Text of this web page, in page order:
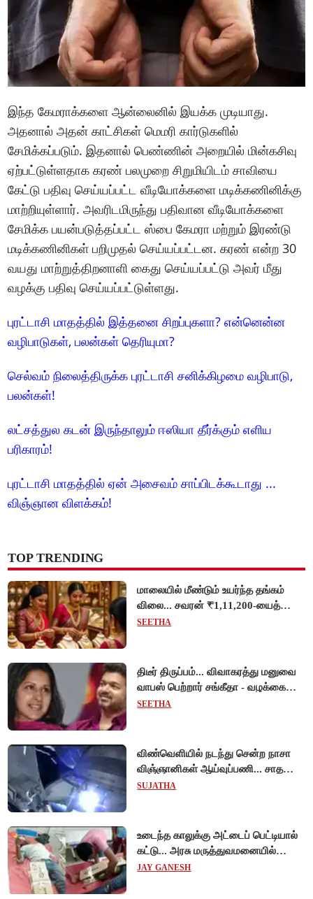
இந்த கேமராக்களை ஆன்லைனில் இயக்க முடியாது.
அதனால் அதன் காட்சிகள் மெமரி கார்டுகளில்
சேமிக்கப்படும். இதனால் பெண்ணின் அறையில் மின்கசிவு
ஏற்பட்டுள்ளதாக கரண் பலமுறை சிறுமியிடம் சாவியை
கேட்டு பதிவு செய்யப்பட்ட வீடியோக்களை மடிக்கணினிக்கு
மாற்றியுள்ளார். அவரிடமிருந்து பதிவான வீடியோக்களை
சேமிக்க பயன்படுத்தப்பட்ட ஸ்பை கேமரா மற்றும் இரண்டு
மடிக்கணினிகள் பறிமுதல் செய்யப்பட்டன. கரண் என்ற 30
வயது மாற்றுத்திறனாளி கைது செய்யப்பட்டு அவர் மீது
வழக்கு பதிவு செய்யப்பட்டுள்ளது.
புரட்டாசி மாதத்தில் இத்தனை சிறப்புகளா? என்னென்ன
வழிபாடுகள், பலன்கள் தெரியுமா?
செல்வம் நிலைத்திருக்க புரட்டாசி சனிக்கிழமை வழிபாடு,
பலன்கள்!
லட்சத்துல கடன் இருந்தாலும் ஈஸியா தீர்க்கும் எளிய
பரிகாரம்!
புரட்டாசி மாதத்தில் ஏன் அசைவம் சாப்பிடக்கூடாது ...
விஞ்ஞான விளக்கம்!
TOP TRENDING
மாலையில் மீண்டும் உயர்ந்த தங்கம்
விலை... சவரன் ₹1,11,200-யைத்
தொட்டது!
SEETHA
திடீர் திருப்பம்... விவாகரத்து மனுவை
வாபஸ் பெற்றார் சங்கீதா - வழக்கை
முடித்து வைத்தது செங்கல்பட்டு
SEETHA
விண்வெளியில் நடந்து சென்ற நாசா
விஞ்ஞானிகள் ஆய்வுப்பணி... சாதனை
!
SUJATHA
உடைந்த காலுக்கு அட்டைப் பெட்டியால்
கட்டு... அரசு மருத்துவமனையில்
விநோத சிகிச்சை... அதிர்ச்சி வீடியோ!
JAY GANESH